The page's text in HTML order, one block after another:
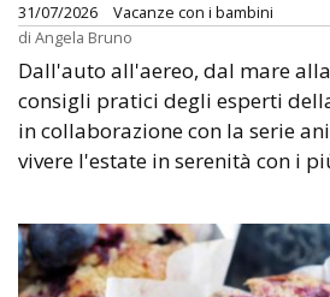
31/07/2026
Vacanze con i bambini
di Angela Bruno
Dall'auto all'aereo, dal mare
consigli pratici degli esperti
in collaborazione con la serie
vivere l'estate in serenità con i